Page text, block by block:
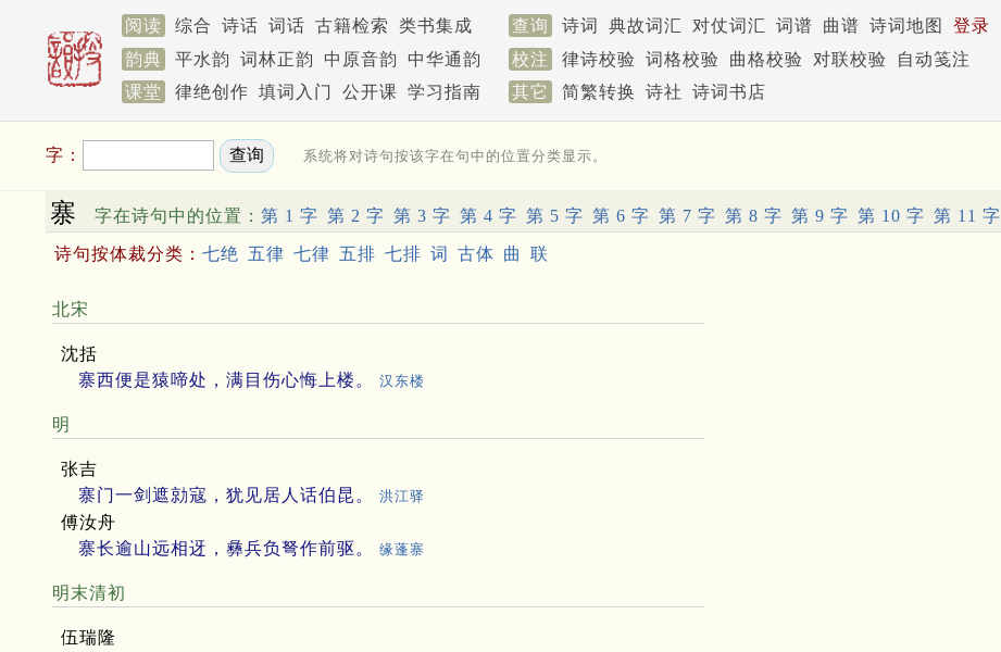
阅读 综合 诗话 词话 古籍检索 类书集成 查询 诗词 典故词汇 对仗词汇 词谱 曲谱 诗词地图
登录
韵典
平水韵 词林正韵 中原音韵 中华通韵 校注 律诗校验 词格校验 曲格校验 对联校验
自动笺注
课堂
律绝创作 填词入门 公开课 学习指南 其它 简繁转换 诗社 诗词书店
字： 系统将对诗句按该字在句中的位置分类显示。
寨 字在诗句中的位置： 第 1 字 第 2 字 第 3 字 第 4 字 第 5 字 第 6 字 第 7 字 第 8 字 第 9 字 第 10 字 第 11 字
诗句按体裁分类： 七绝 五律 七律 五排 七排 词 古体 曲 联
北宋
沈括
寨西便是猿啼处，满目伤心悔上楼。
汉东楼
明
张吉
寨门一剑遮勍寇，犹见居人话伯昆。
洪江驿
傅汝舟
寨长逾山远相迓，彝兵负弩作前驱。
缘蓬寨
明末清初
伍瑞隆